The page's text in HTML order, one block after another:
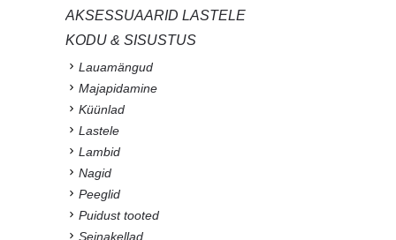
AKSESSUAARID LASTELE
KODU & SISUSTUS
Lauamängud
Majapidamine
Küünlad
Lastele
Lambid
Nagid
Peeglid
Puidust tooted
Seinakellad